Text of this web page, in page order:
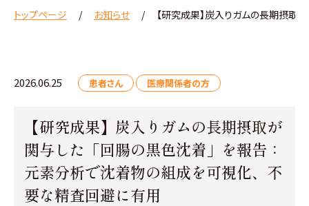
トップページ お知らせ 【研究成果】炭入りガムの長期摂取
2026.06.25 患者さん 医療関係者の方
【研究成果】炭入りガムの長期摂取が
関与した「回腸の黒色沈着」を報告：
元素分析で沈着物の組成を可視化、不
要な精査回避に有用